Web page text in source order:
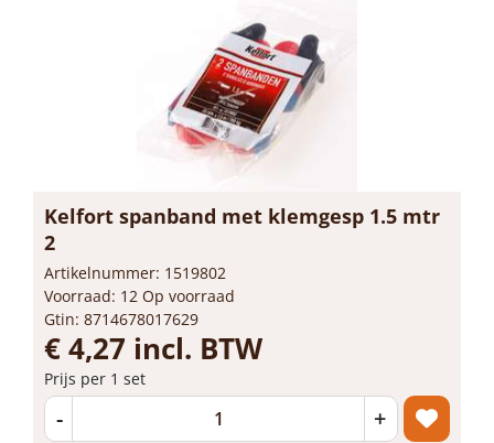
Kelfort spanband met klemgesp 1.5 mtr
2
Artikelnummer: 1519802
Voorraad: 12 Op voorraad
Gtin: 8714678017629
€ 4,27 incl. BTW
Prijs per 1 set
- +